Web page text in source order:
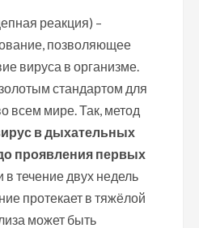
реакция) –
позволяющее
вируса в организме.
стандартом для
всем мире. Так, метод
в дыхательных
проявления первых
в течение двух недель
протекает в тяжёлой
может быть